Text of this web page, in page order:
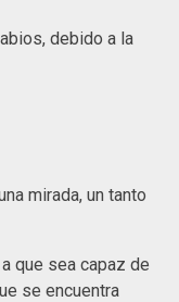
debido a la
mirada, un tanto
que sea capaz de
se encuentra